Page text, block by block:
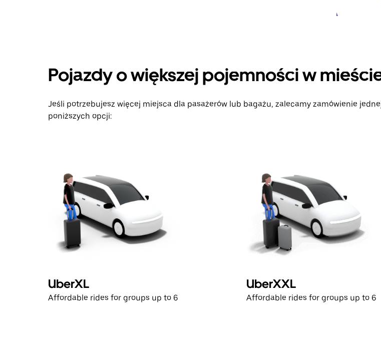
klawisz
„Escape”,
kalendarz.
Pojazdy o większej pojemności w
Jeśli potrzebujesz więcej miejsca dla pasażerów lub bagażu, zalecamy zamówienie
poniższych opcji:
UberXL
Affordable rides for groups up to 6
UberXXL
Affordable rides for groups up to 6